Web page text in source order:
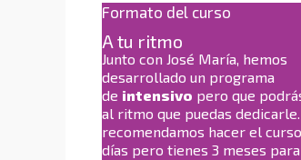
Formato del curso
A tu ritmo
Junto con José María, hemos
desarrollado un programa
de intensivo pero que
al ritmo que puedas dedicarle.
recomendamos hacer el
días pero tienes 3 meses para